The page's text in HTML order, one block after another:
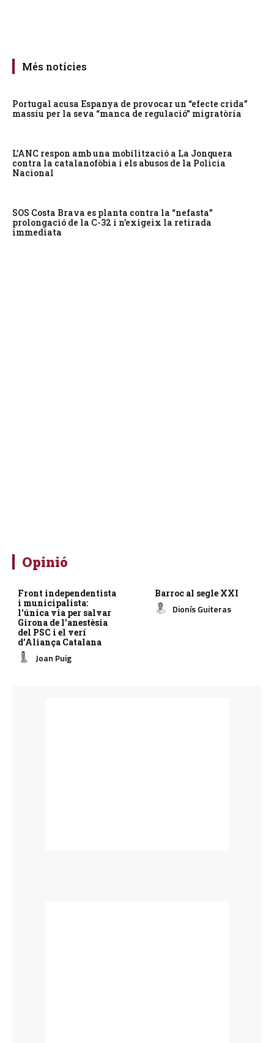
Més notícies
Portugal acusa Espanya de provocar un “efecte crida”
massiu per la seva “manca de regulació” migratòria
L’ANC respon amb una mobilització a La Jonquera
contra la catalanofòbia i els abusos de la Policia
Nacional
SOS Costa Brava es planta contra la “nefasta”
prolongació de la C-32 i n’exigeix la retirada
immediata
Opinió
Front independentista
i municipalista:
l’única via per salvar
Girona de l’anestèsia
del PSC i el verí
d’Aliança Catalana
Joan Puig
Barroc al segle XXI
Dionís Guiteras